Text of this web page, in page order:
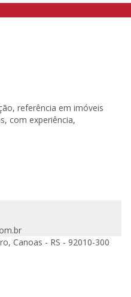
referência em imóveis
com experiência,
Canoas - RS - 92010-300